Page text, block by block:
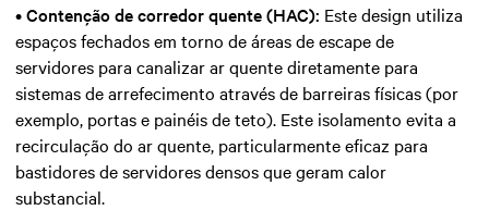
•Contenção de corredor quente (HAC): Este design utiliza
espaços fechados em torno de áreas de escape de
servidores para canalizar ar quente diretamente para
sistemas de arrefecimento através de barreiras físicas (por
exemplo, portas e painéis de teto). Este isolamento evita a
recirculação do ar quente, particularmente eficaz para
bastidores de servidores densos que geram calor
substancial.